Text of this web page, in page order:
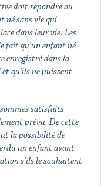
doit répondre au
né sans vie qui
dans leur vie. Les
fait qu’un enfant né
enregistré dans la
et qu'ils ne puissent
satisfaits
prévu. De cette
la possibilité de
un enfant avant
s’ils le souhaitent